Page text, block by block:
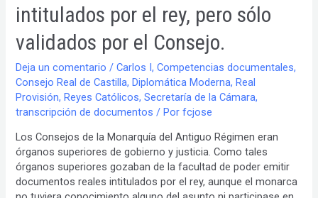
intitulados por el rey, pero sólo
validados por el Consejo.
Deja un comentario /Carlos I,Competencias documentales,
Consejo Real de Castilla,Diplomática Moderna,Real
Provisión,Reyes Católicos,Secretaría de la Cámara,
transcripción de documentos / Porfcjose
Los Consejos de la Monarquía del Antiguo Régimen eran
órganos superiores de gobierno y justicia. Como tales
órganos superiores gozaban de la facultad de poder emitir
documentos reales intitulados por el rey, aunque el monarca